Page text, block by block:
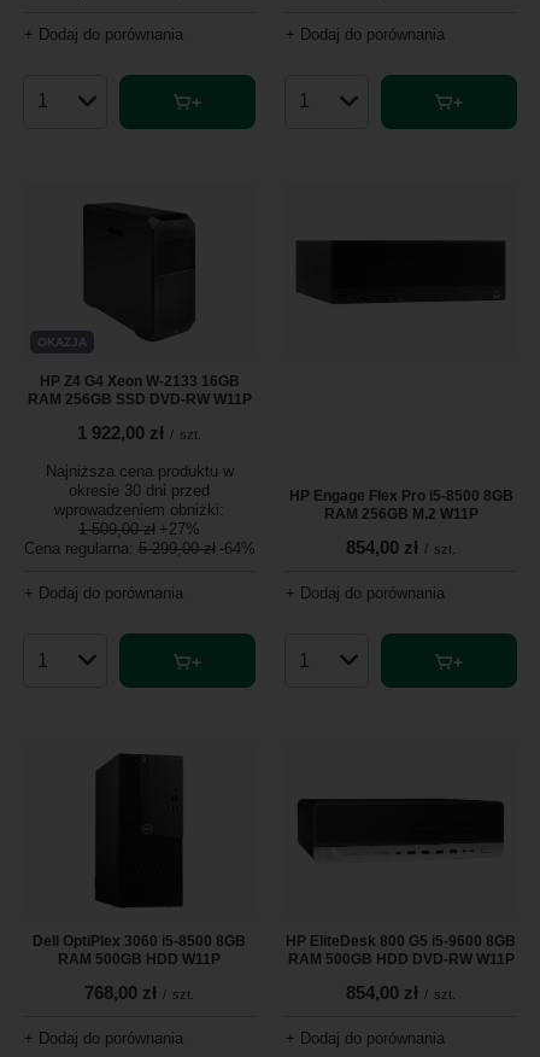
+ Dodaj do porównania
Ilość produktów
+ Dodaj do porównania
Ilość produktów
OKAZJA
HP Z4 G4 Xeon W-2133 16GB
RAM 256GB SSD DVD-RW W11P
1 922,00 zł / szt.
Najniższa cena produktu w
okresie 30 dni przed
wprowadzeniem obniżki:
1 509,00 zł +27%
Cena regularna: 5 299,00 zł -64%
+ Dodaj do porównania
Ilość produktów
HP Engage Flex Pro i5-8500 8GB
RAM 256GB M.2 W11P
854,00 zł / szt.
+ Dodaj do porównania
Ilość produktów
Dell OptiPlex 3060 i5-8500 8GB
RAM 500GB HDD W11P
768,00 zł / szt.
+ Dodaj do porównania
HP EliteDesk 800 G5 i5-9600 8GB
RAM 500GB HDD DVD-RW W11P
854,00 zł / szt.
+ Dodaj do porównania